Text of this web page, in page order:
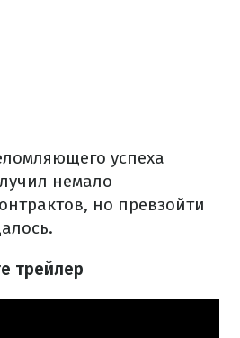
успеха
немало
но превзойти
трейлер